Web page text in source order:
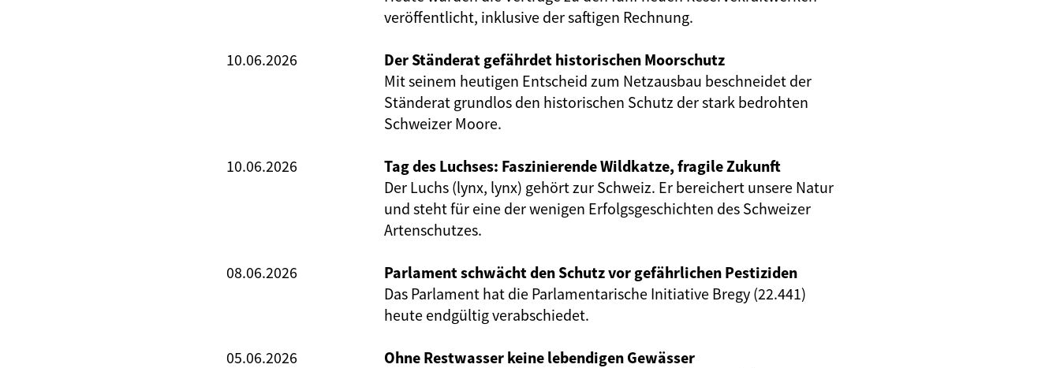
veröffentlicht, inklusive der saftigen Rechnung.
10.06.2026
Der Ständerat gefährdet historischen Moorschutz
Mit seinem heutigen Entscheid zum Netzausbau beschneidet der
Ständerat grundlos den historischen Schutz der stark bedrohten
Schweizer Moore.
10.06.2026
Tag des Luchses: Faszinierende Wildkatze, fragile Zukunft
Der Luchs (lynx, lynx) gehört zur Schweiz. Er bereichert unsere Natur
und steht für eine der wenigen Erfolgsgeschichten des Schweizer
Artenschutzes.
08.06.2026
Parlament schwächt den Schutz vor gefährlichen Pestiziden
Das Parlament hat die Parlamentarische Initiative Bregy (22.441)
heute endgültig verabschiedet.
05.06.2026
Ohne Restwasser keine lebendigen Gewässer